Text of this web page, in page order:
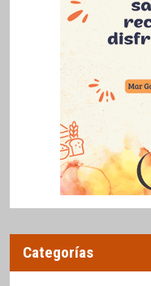
Categorías